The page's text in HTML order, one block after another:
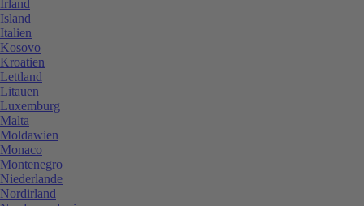
Irland
Island
Italien
Kosovo
Kroatien
Lettland
Litauen
Luxemburg
Malta
Moldawien
Monaco
Montenegro
Niederlande
Nordirland